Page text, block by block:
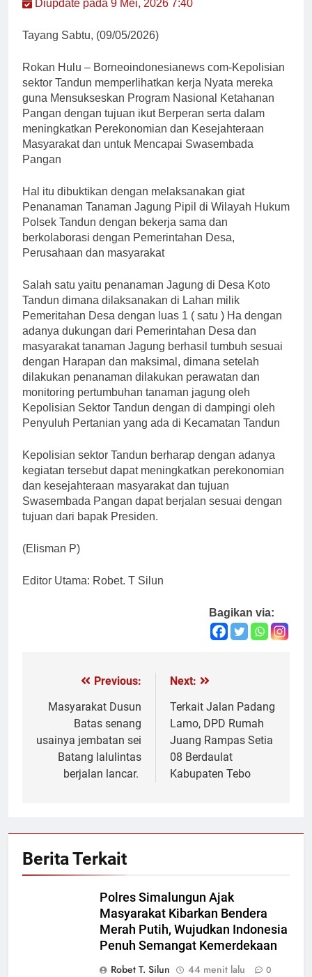
Diupdate pada 9 Mei, 2026 7:40
Tayang Sabtu, (09/05/2026)
Rokan Hulu – Borneoindonesianews com-Kepolisian
sektor Tandun memperlihatkan kerja Nyata mereka
guna Mensukseskan Program Nasional Ketahanan
Pangan dengan tujuan ikut Berperan serta dalam
meningkatkan Perekonomian dan Kesejahteraan
Masyarakat dan untuk Mencapai Swasembada
Pangan
Hal itu dibuktikan dengan melaksanakan giat
Penanaman Tanaman Jagung Pipil di Wilayah Hukum
Polsek Tandun dengan bekerja sama dan
berkolaborasi dengan Pemerintahan Desa,
Perusahaan dan masyarakat
Salah satu yaitu penanaman Jagung di Desa Koto
Tandun dimana dilaksanakan di Lahan milik
Pemeritahan Desa dengan luas 1 ( satu ) Ha dengan
adanya dukungan dari Pemerintahan Desa dan
masyarakat tanaman Jagung berhasil tumbuh sesuai
dengan Harapan dan maksimal, dimana setelah
dilakukan penanaman dilakukan perawatan dan
monitoring pertumbuhan tanaman jagung oleh
Kepolisian Sektor Tandun dengan di dampingi oleh
Penyuluh Pertanian yang ada di Kecamatan Tandun
Kepolisian sektor Tandun berharap dengan adanya
kegiatan tersebut dapat meningkatkan perekonomian
dan kesejahteraan masyarakat dan tujuan
Swasembada Pangan dapat berjalan sesuai dengan
tujuan dari bapak Presiden.
(Elisman P)
Editor Utama: Robet. T Silun
Bagikan via:
Navigasi
pos
Previous:
Masyarakat Dusun
Batas senang
usainya jembatan sei
Batang lalulintas
berjalan lancar.
Next:
Terkait Jalan Padang
Lamo, DPD Rumah
Juang Rampas Setia
08 Berdaulat
Kabupaten Tebo
Berita Terkait
Polres Simalungun Ajak
Masyarakat Kibarkan Bendera
Merah Putih, Wujudkan Indonesia
Penuh Semangat Kemerdekaan
Robet T. Silun
44 menit lalu 0